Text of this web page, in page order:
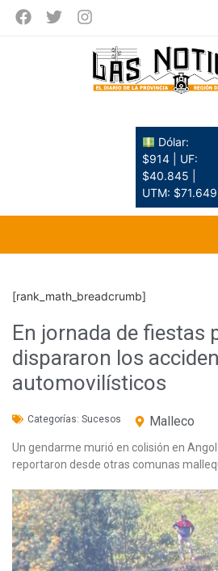
Dólar:
$914 | UF:
$40.845 |
UTM: $71.649
[rank_math_breadcrumb]
En jornada de fiestas
dispararon los
automovilísticos
Categorías: Sucesos Malleco
Un gendarme murió en colisión en
reportaron desde otras comunas